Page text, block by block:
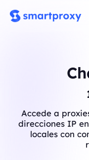
Accede a
direcciones IP
locales con